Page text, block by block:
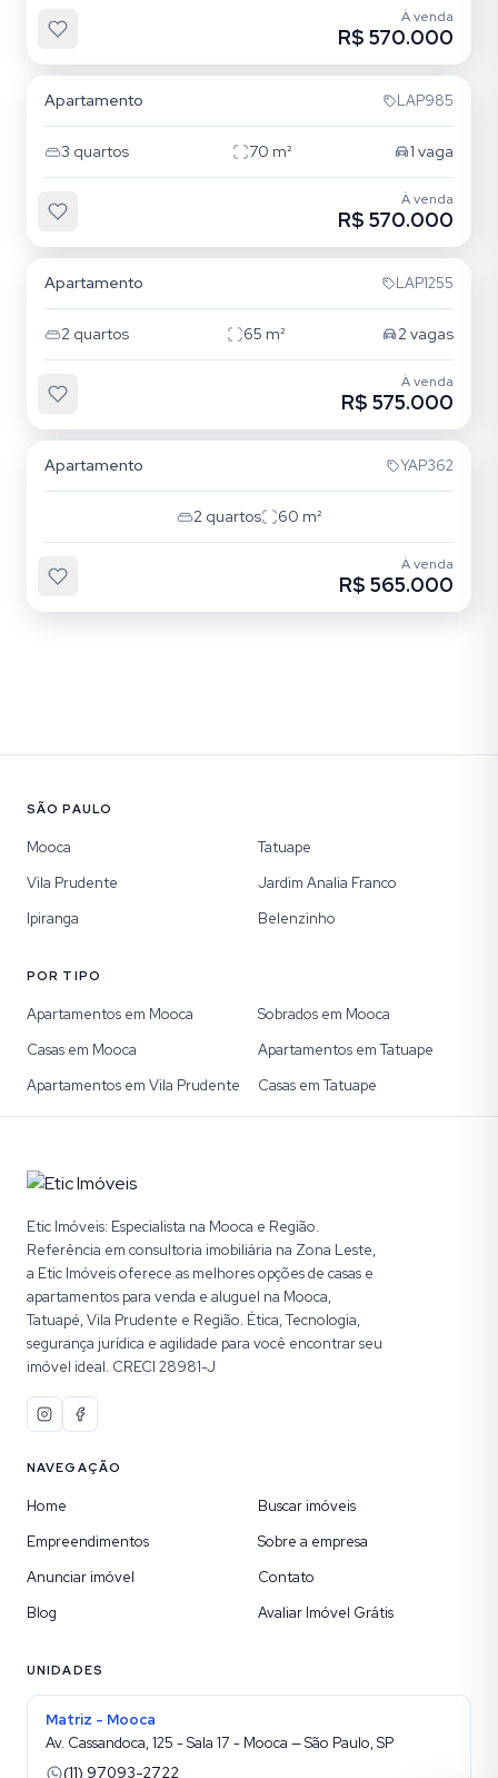
À venda
R$ 570.000
Apartamento LAP985
3 quartos 70 m² 1 vaga
À venda
R$ 570.000
Apartamento LAP1255
2 quartos 65 m² 2vagas
À venda
R$ 575.000
Apartamento YAP362
2 quartos 60 m²
À venda
R$ 565.000
SÃO PAULO
Mooca
Tatuape
Vila Prudente
Jardim Analia Franco
Ipiranga
Belenzinho
POR TIPO
Apartamentos em Mooca
Sobrados em Mooca
Casas em Mooca
Apartamentos em Tatuape
Apartamentos em Vila Prudente
Casas em Tatuape
Etic Imóveis: Especialista na Mooca e Região.
Referência em consultoria imobiliária na Zona Leste,
a Etic Imóveis oferece as melhores opções de casas e
apartamentos para venda e aluguel na Mooca,
Tatuapé, Vila Prudente e Região. Ética, Tecnologia,
segurança jurídica e agilidade para você encontrar seu
imóvel ideal. CRECI 28981-J
NAVEGAÇÃO
Home
Buscar imóveis
Empreendimentos
Sobre a empresa
Anunciar imóvel
Contato
Blog
Avaliar Imóvel Grátis
UNIDADES
Matriz - Mooca
Av. Cassandoca, 125 - Sala 17 - Mooca — São Paulo, SP
(11) 97093-2722